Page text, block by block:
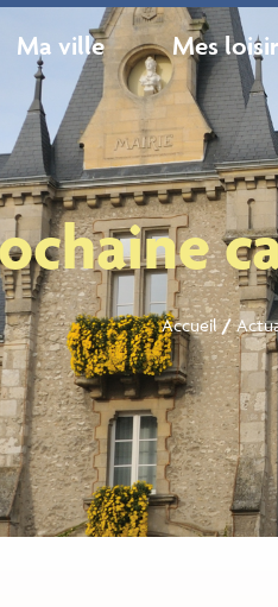
Ma ville Mes
Accueil/